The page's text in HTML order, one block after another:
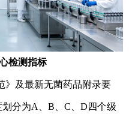
检测指标
》及最新无菌药品附录要
分为A、B、C、D四个级